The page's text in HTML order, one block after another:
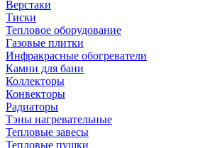
Верстаки
Тиски
Тепловое оборудование
Газовые плитки
Инфракрасные обогреватели
Камни для бани
Коллекторы
Конвекторы
Радиаторы
Тэны нагревательные
Тепловые завесы
Тепловые пушки